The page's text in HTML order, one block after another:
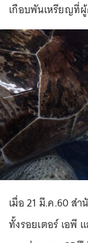
เกือบพันเหรียญที่
เมื่อ 21 มี.ค.60 ส
ทั้งรอยเตอร์ เอพี